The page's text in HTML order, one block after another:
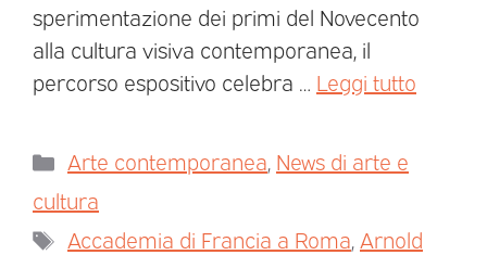
sperimentazione dei primi del Novecento
alla cultura visiva contemporanea, il
percorso espositivo celebra … Leggi tutto
Arte contemporanea, News di arte e
cultura
Accademia di Francia a Roma, Arnold